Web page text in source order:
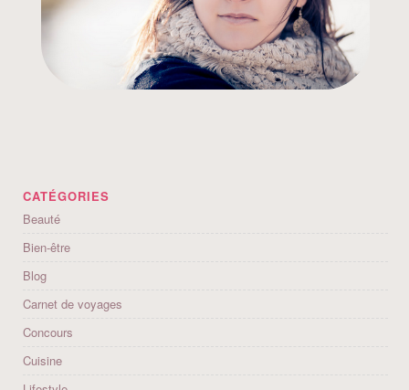
CATÉGORIES
Beauté
Bien-être
Blog
Carnet de voyages
Concours
Cuisine